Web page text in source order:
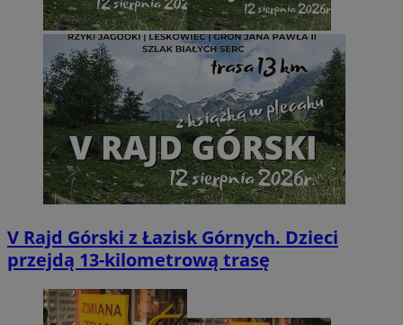
V Rajd Górski z Łazisk Górnych. Dzieci
przejdą 13-kilometrową trasę